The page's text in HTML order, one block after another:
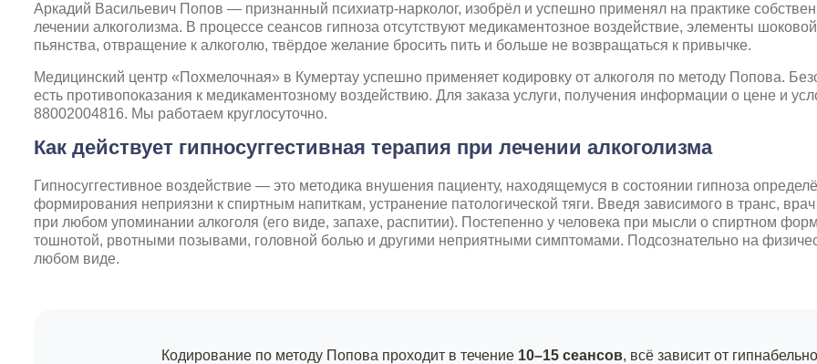
Аркадий Васильевич Попов — признанный психиатр-нарколог, изобрёл и успешно применял на практике
лечении алкоголизма. В процессе сеансов гипноза отсутствуют медикаментозное воздействие, элементы
пьянства, отвращение к алкоголю, твёрдое желание бросить пить и больше не возвращаться к привычке.
Медицинский центр «Похмелочная» в Кумертау успешно применяет кодировку от алкоголя по методу Попова.
есть противопоказания к медикаментозному воздействию. Для заказа услуги, получения информации о цене и
88002004816. Мы работаем круглосуточно.
Как действует гипносуггестивная терапия при лечении алкоголизма
Гипносуггестивное воздействие — это методика внушения пациенту, находящемуся в состоянии гипноза
формирования неприязни к спиртным напиткам, устранение патологической тяги. Введя зависимого в транс,
при любом упоминании алкоголя (его виде, запахе, распитии). Постепенно у человека при мысли о спиртном
тошнотой, рвотными позывами, головной болью и другими неприятными симптомами. Подсознательно на
любом виде.
Кодирование по методу Попова проходит в течение 10–15 сеансов, всё зависит от